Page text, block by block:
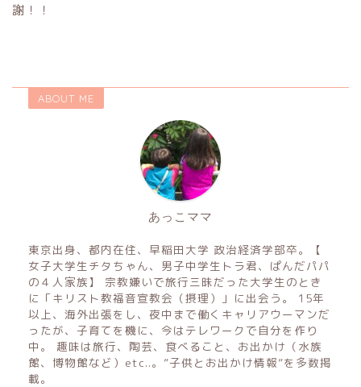
謝！！
ABOUT ME
あっこママ
東京出身、都内在住、早稲田大学 政治経済学部卒。【
女子大学生チタちゃん、男子中学生トラ君、ぱんだパパ
の４人家族】 宗教嫌いで旅行三昧だった大学生のとき
に「キリスト教福音宣教会（摂理）」に出会う。 15年
以上、海外出張をし、夜中まで働くキャリアウーマンだ
ったが、子育てを機に、今はテレワークで自分を作り
中。 趣味は旅行、陶芸、食べること、お出かけ（水族
館、博物館など）etc..。”子供とお出かけ情報”を多数掲
載。